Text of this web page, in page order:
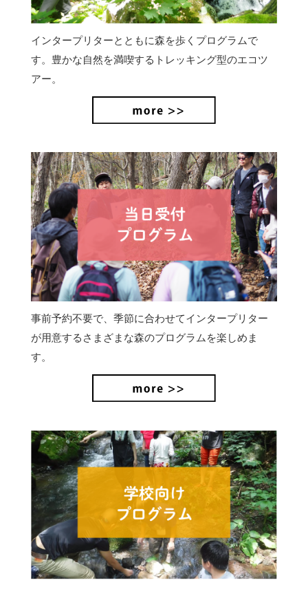
インタープリターとともに森を歩くプログラムで
す。豊かな自然を満喫するトレッキング型のエコツ
アー。
事前予約不要で、季節に合わせてインタープリター
が用意するさまざまな森のプログラムを楽しめま
す。